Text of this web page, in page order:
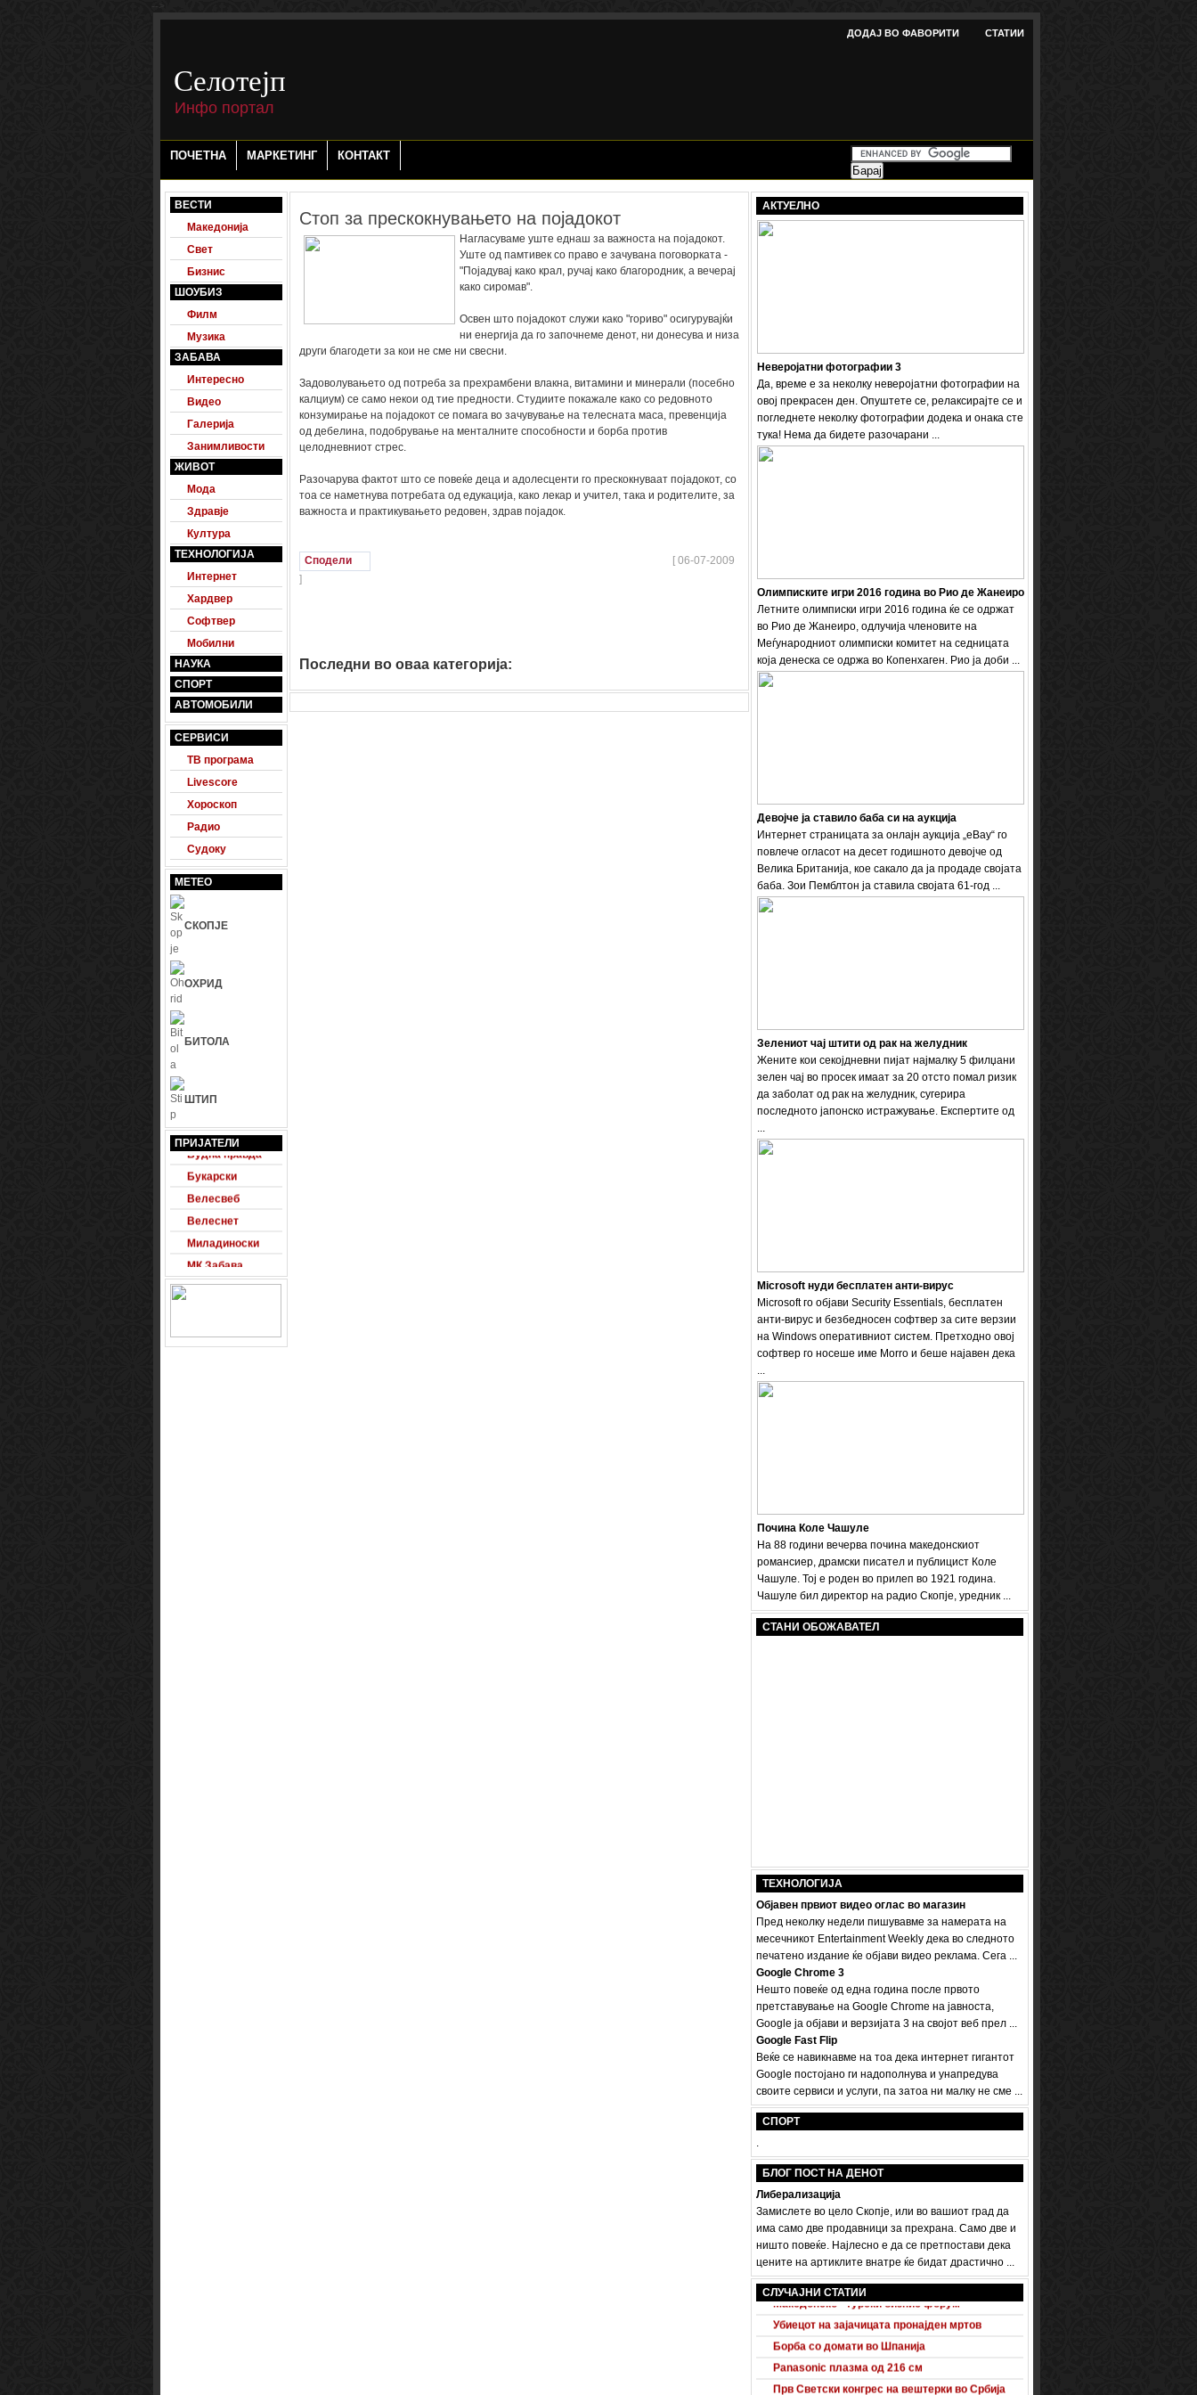
-->
ДОДАЈ ВО ФАВОРИТИ СТАТИИ
Селотејп
Инфо портал
ПОЧЕТНА МАРКЕТИНГ КОНТАКТ
ВЕСТИ
Македонија
Свет
Бизнис
ШОУБИЗ
Филм
Музика
ЗАБАВА
Интересно
Видео
Галерија
Занимливости
ЖИВОТ
Мода
Здравје
Култура
ТЕХНОЛОГИЈА
Интернет
Хардвер
Софтвер
Мобилни
НАУКА
СПОРТ
АВТОМОБИЛИ
СЕРВИСИ
ТВ програма
Livescore
Хороскоп
Радио
Судоку
МЕТЕО
СКОПЈЕ
ОХРИД
БИТОЛА
ШТИП
ПРИЈАТЕЛИ
24 Фудбал
Будна правда
Букарски
Велесвеб
Велеснет
Миладиноски
МК Забава
Оксиморон
Развигор
Стоп за прескокнувањето на појадокот
Нагласуваме уште еднаш за важноста на појадокот.
Уште од памтивек со право е зачувана поговорката -
"Појадувај како крал, ручај како благородник, а вечерај
како сиромав".
Освен што појадокот служи како "гориво" осигурувајќи
ни енергија да го започнеме денот, ни донесува и низа
други благодети за кои не сме ни свесни.
Задоволувањето од потреба за прехрамбени влакна, витамини и минерали (посебно
калциум) се само некои од тие предности. Студиите покажале како со редовното
конзумирање на појадокот се помага во зачувување на телесната маса, превенција
од дебелина, подобрување на менталните способности и борба против
целодневниот стрес.
Разочарува фактот што се повеќе деца и адолесценти го прескокнуваат појадокот, со
тоа се наметнува потребата од едукација, како лекар и учител, така и родителите, за
важноста и практикувањето редовен, здрав појадок.
Сподели
[ 06-07-2009
]
Последни во оваа категорија:
АКТУЕЛНО
Неверојатни фотографии 3
Да, време е за неколку неверојатни фотографии на
овој прекрасен ден. Опуштете се, релаксирајте се и
погледнете неколку фотографии додека и онака сте
тука! Нема да бидете разочарани ...
Олимписките игри 2016 година во Рио де Жанеиро
Летните олимписки игри 2016 година ќе се одржат
во Рио де Жанеиро, одлучија членовите на
Меѓународниот олимписки комитет на седницата
која денеска се одржа во Копенхаген. Рио ја доби ...
Девојче ја ставило баба си на аукција
Интернет страницата за онлајн аукција „eBay“ го
повлече огласот на десет годишното девојче од
Велика Британија, кое сакало да ја продаде својата
баба. Зои Пемблтон ја ставила својата 61-год ...
Зелениот чај штити од рак на желудник
Жените кои секојдневни пијат најмалку 5 филџани
зелен чај во просек имаат за 20 отсто помал ризик
да заболат од рак на желудник, сугерира
последното јапонско истражување. Експертите од
...
Microsoft нуди бесплатен анти-вирус
Microsoft го објави Security Essentials, бесплатен
анти-вирус и безбедносен софтвер за сите верзии
на Windows оперативниот систем. Претходно овој
софтвер го носеше име Мorro и беше најавен дека
...
Почина Коле Чашуле
На 88 години вечерва почина македонскиот
романсиер, драмски писател и публицист Коле
Чашуле. Тој е роден во прилеп во 1921 година.
Чашуле бил директор на радио Скопје, уредник ...
СТАНИ ОБОЖАВАТЕЛ
ТЕХНОЛОГИЈА
Објавен првиот видео оглас во магазин
Пред неколку недели пишувавме за намерата на
месечникот Entertainment Weekly дека во следното
печатено издание ќе објави видео реклама. Сега ...
Google Chrome 3
Нешто повеќе од една година после првото
претставување на Google Chrome на јавноста,
Google ја објави и верзијата 3 на својот веб прел ...
Google Fast Flip
Веќе се навикнавме на тоа дека интернет гигантот
Google постојано ги надополнува и унапредува
своите сервиси и услуги, па затоа ни малку не сме ...
СПОРТ
.
БЛОГ ПОСТ НА ДЕНОТ
Либерализација
Замислете во цело Скопје, или во вашиот град да
има само две продавници за прехрана. Само две и
ништо повеќе. Најлесно е да се претпостави дека
цените на артиклите внатре ќе бидат драстично ...
СЛУЧАЈНИ СТАТИИ
Audi A5 Sportback потполно разоткриен
Македонско - турски бизнис форум
Убиецот на зајачицата пронајден мртов
Борба со домати во Шпанија
Panasonic плазма од 216 см
Прв Светски конгрес на вештерки во Србија